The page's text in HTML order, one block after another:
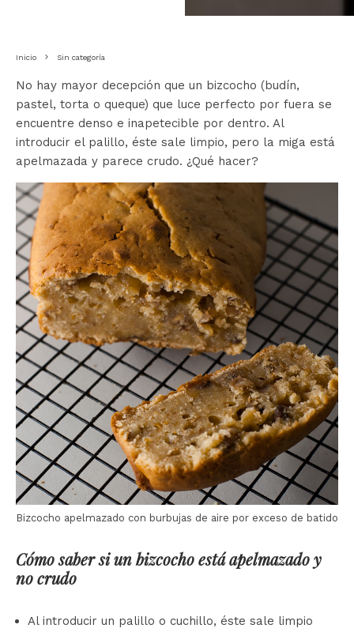
Inicio Sin categoría
No hay mayor decepción que un bizcocho (budín,
pastel, torta o queque) que luce perfecto por fuera se
encuentre denso e inapetecible por dentro. Al
introducir el palillo, éste sale limpio, pero la miga está
apelmazada y parece crudo. ¿Qué hacer?
Bizcocho apelmazado con burbujas de aire por exceso de batido
Cómo saber si un bizcocho está apelmazado y
no crudo
Al introducir un palillo o cuchillo, éste sale limpio